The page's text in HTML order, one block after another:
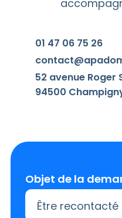
01 47 06 75 26
52 avenue Roger
94500
Objet de la